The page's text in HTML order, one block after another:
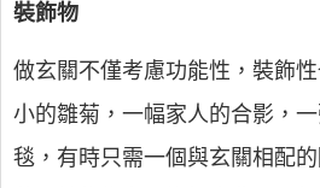
裝飾物
做玄關不僅考慮功能性，裝飾
小的雛菊，一幅家人的合影，
毯，有時只需一個與玄關相配